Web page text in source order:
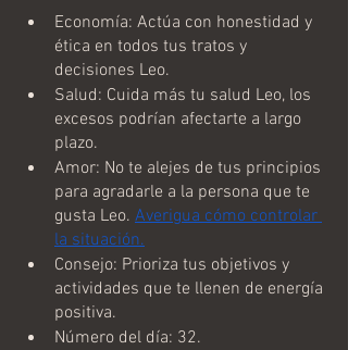
Economía: Actúa con honestidad y
ética en todos tus tratos y
decisiones Leo.
Salud: Cuida más tu salud Leo, los
excesos podrían afectarte a largo
plazo.
Amor: No te alejes de tus principios
para agradarle a la persona que te
gusta Leo. Averigua cómo controlar
la situación.
Consejo: Prioriza tus objetivos y
actividades que te llenen de energía
positiva.
Número del día: 32.